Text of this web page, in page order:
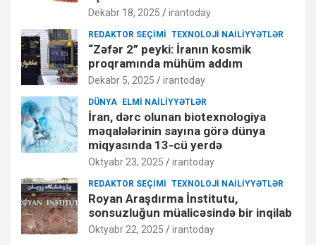
Dekabr 18, 2025 irantoday
REDAKTOR SEÇIMI TEXNOLOJI NAILIYYƏTLƏR
“Zəfər 2” peyki: İranın kosmik
proqramında mühüm addım
Dekabr 5, 2025 irantoday
DÜNYA ELMI NAILIYYƏTLƏR
İran, dərc olunan biotexnologiya
məqalələrinin sayına görə dünya
miqyasında 13-cü yerdə
Oktyabr 23, 2025 irantoday
REDAKTOR SEÇIMI TEXNOLOJI NAILIYYƏTLƏR
Royan Araşdırma İnstitutu,
sonsuzluğun müalicəsində bir inqilab
Oktyabr 22, 2025 irantoday